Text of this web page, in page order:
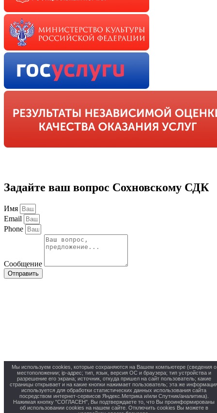
Мы используем cookies, которые сохраняются на Вашем компьютере (сведения о
местоположении; ip-адрес; тип, язык, версия ОС и браузера; тип устройства и
разрешение его экрана; источник, откуда пришел на сайт пользователь; какие
страницы открывает и на какие кнопки нажимает пользователь; эта же
используется для обработки статистических данных использования сайта
посредством интернет-сервисов Яндекс.Метрика и/или Спутник/аналитика).
Нажимая кнопку "СОГЛАСЕН", Вы подтверждаете то, что Вы проинформированы
об использовании cookies на нашем сайте. Отключить cookies Вы можете в
Задайте ваш вопрос Сохновскому СДК
Имя
Email
Phone
Сообщение
Отправить